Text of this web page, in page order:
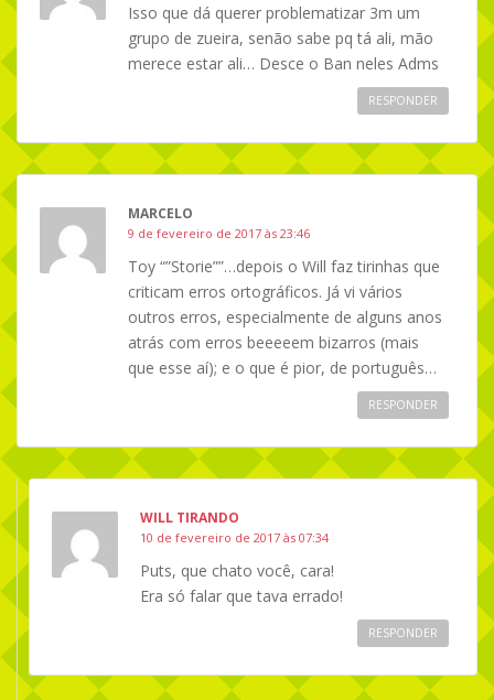
Isso que dá querer problematizar 3m um
grupo de zueira, senão sabe pq tá ali, mão
merece estar ali… Desce o Ban neles Adms
RESPONDER
MARCELO
9 de fevereiro de 2017 às 23:46
Toy “”Storie””…depois o Will faz tirinhas que
criticam erros ortográficos. Já vi vários
outros erros, especialmente de alguns anos
atrás com erros beeeeem bizarros (mais
que esse aí); e o que é pior, de português…
RESPONDER
WILL TIRANDO
10 de fevereiro de 2017 às 07:34
Puts, que chato você, cara!
Era só falar que tava errado!
RESPONDER